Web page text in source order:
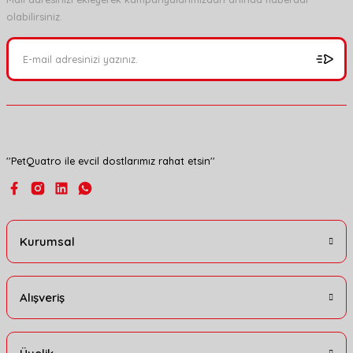
Ürün resmi kalitesiz, bozuk veya görüntülenemiyor.
Ürün bilgilerinde hatalar bulunuyor.
olabilirsiniz.
''PetQuatro ile evcil dostlarımız rahat etsin''
Kurumsal
Alışveriş